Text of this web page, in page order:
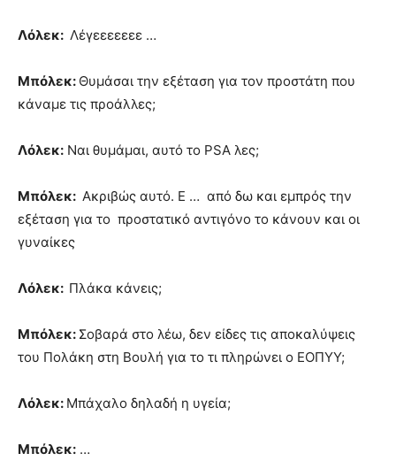
Λόλεκ: Λέγεεεεεεε …
Μπόλεκ: Θυμάσαι την εξέταση για τον προστάτη που
κάναμε τις προάλλες;
Λόλεκ: Ναι θυμάμαι, αυτό το PSA λες;
Μπόλεκ: Ακριβώς αυτό. Ε … από δω και εμπρός την
εξέταση για το προστατικό αντιγόνο το κάνουν και οι
γυναίκες
Λόλεκ: Πλάκα κάνεις;
Μπόλεκ: Σοβαρά στο λέω, δεν είδες τις αποκαλύψεις
του Πολάκη στη Βουλή για το τι πληρώνει ο ΕΟΠΥΥ;
Λόλεκ: Μπάχαλο δηλαδή η υγεία;
Μπόλεκ: …